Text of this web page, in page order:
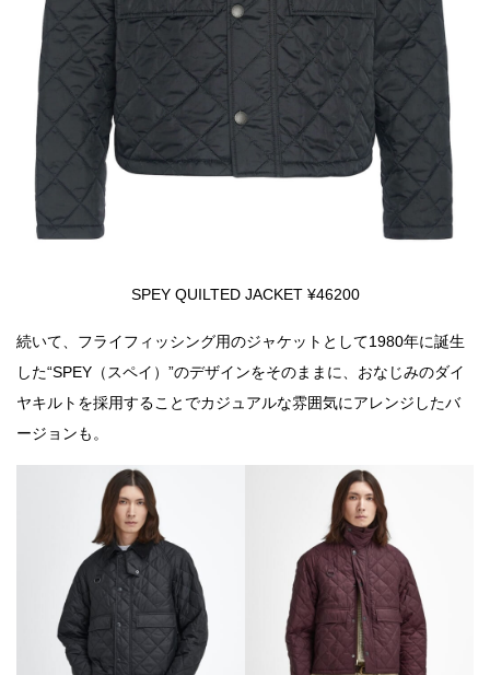
SPEY QUILTED JACKET ¥46200
続いて、フライフィッシング用のジャケットとして1980年に誕生
した“SPEY（スペイ）”のデザインをそのままに、おなじみのダイ
ヤキルトを採用することでカジュアルな雰囲気にアレンジしたバ
ージョンも。